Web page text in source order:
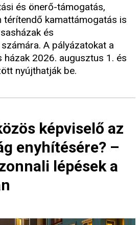
és önerő-támogatás,
térítendő kamattámogatás is
és
A pályázatokat a
házak 2026. augusztus 1. és
nyújthatják be.
képviselő az
enyhítésére? –
lépések a